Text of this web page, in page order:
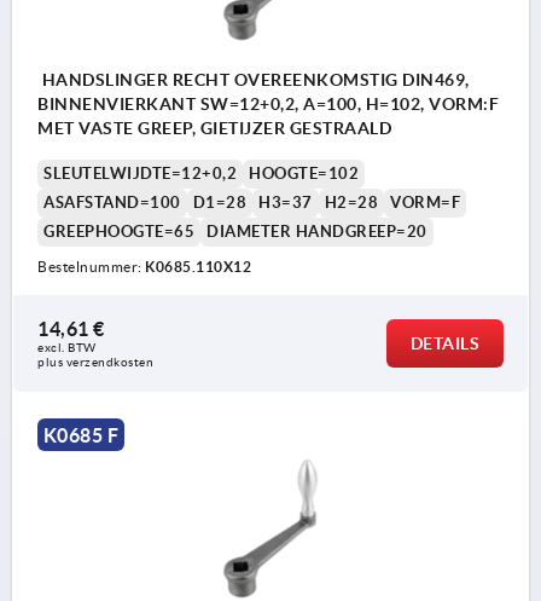
HANDSLINGER RECHT OVEREENKOMSTIG DIN469,
BINNENVIERKANT SW=12+0,2, A=100, H=102, VORM:F
MET VASTE GREEP, GIETIJZER GESTRAALD
SLEUTELWIJDTE=12+0,2
HOOGTE=102
ASAFSTAND=100
D1=28 H3=37 H2=28
VORM=F
GREEPHOOGTE=65
DIAMETER HANDGREEP=20
Bestelnummer: K0685.110X12
14,61 €
excl. BTW
plus verzendkosten
DETAILS
K0685 F